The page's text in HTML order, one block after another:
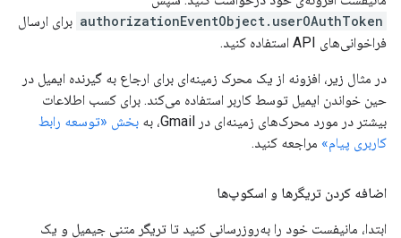
authorizationEventObject.userOAuthToken برای ارسال
فراخوانی‌های API استفاده کنید.
در مثال زیر، افزونه از یک محرک زمینه‌ای برای ارجاع به گیرنده ایمیل در
حین خواندن ایمیل توسط کاربر استفاده می‌کند. برای کسب اطلاعات
بیشتر در مورد محرک‌های زمینه‌ای در Gmail، به
بخش «توسعه رابط
کاربری پیام» مراجعه کنید.
اضافه کردن تریگرها و اسکوپ‌ها
ابتدا، مانیفست خود را به‌روزرسانی کنید تا تریگر متنی جیمیل و یک